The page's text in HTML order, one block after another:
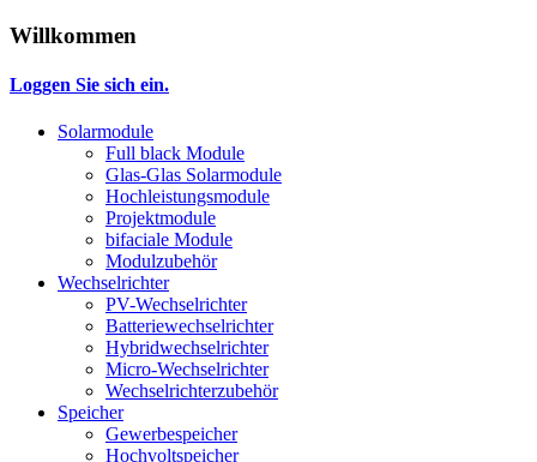
Willkommen
Loggen Sie sich ein.
Solarmodule
Full black Module
Glas-Glas Solarmodule
Hochleistungsmodule
Projektmodule
bifaciale Module
Modulzubehör
Wechselrichter
PV-Wechselrichter
Batteriewechselrichter
Hybridwechselrichter
Micro-Wechselrichter
Wechselrichterzubehör
Speicher
Gewerbespeicher
Hochvoltspeicher